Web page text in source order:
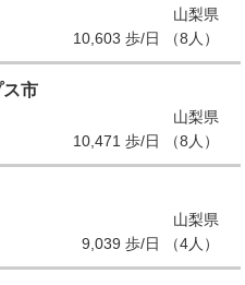
山梨県
10,603 歩/日 （8人）
ス市
山梨県
10,471 歩/日 （8人）
山梨県
9,039 歩/日 （4人）